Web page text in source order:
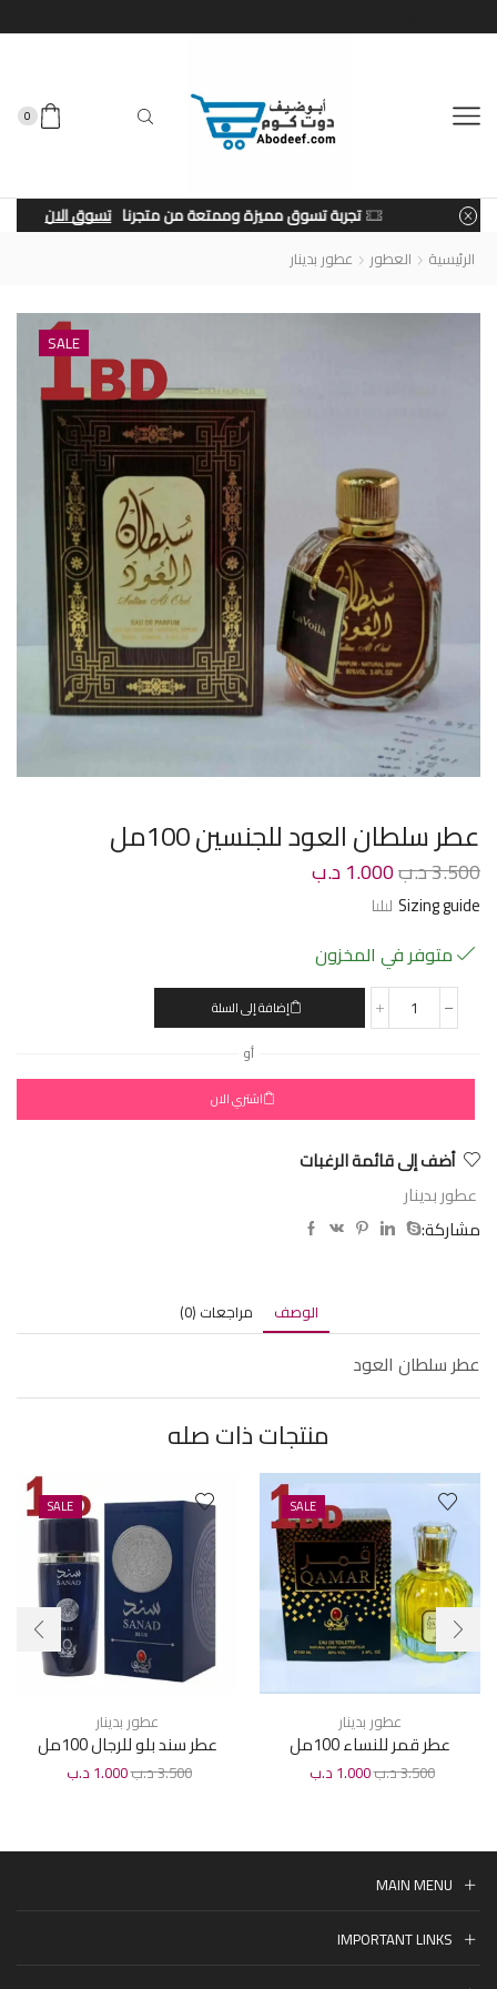
0
تجربة تسوق مميزة وممتعة من متجرنا تسوق الان
الرئيسية العطور عطور بدينار
SALE
عطر سلطان العود للجنسين 100مل
3.500د.ب1.000د.ب
Sizing guide
متوفر في المخزون
إضافة إلى السلة
أو
اشتري الان
أضف إلى قائمة الرغبات
عطور بدينار
مشاركة:
الوصف مراجعات (0)
عطر سلطان العود
منتجات ذات صله
SALE
عطور بدينار
عطر قمر للنساء 100مل
3.500د.ب1.000 د.ب
SALE
عطور بدينار
عطر سند بلو للرجال 100مل
3.500د.ب1.000 د.ب
MAIN MENU
IMPORTANT LINKS